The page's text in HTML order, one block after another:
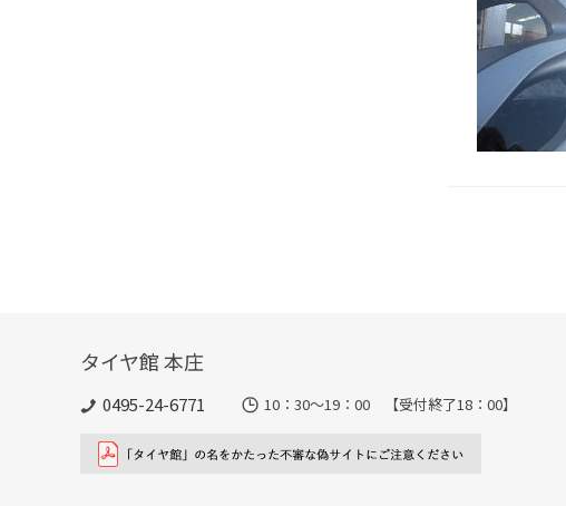
タイヤ館 本庄
0495-24-6771 10：30～19：00 【受付終了18：00】